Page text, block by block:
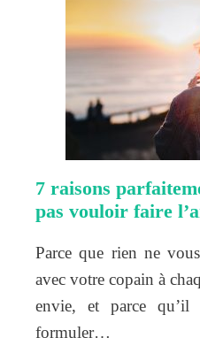
7 raisons
pas vouloir faire
Parce que rien ne
avec votre copain à
envie, et parce
formuler…